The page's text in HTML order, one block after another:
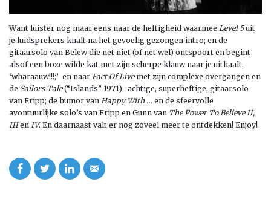
Want luister nog maar eens naar de heftigheid waarmee Level 5uit
je luidsprekers knalt na het gevoelig gezongen intro; en de
gitaarsolo van Belew die net niet (of net wel) ontspoort en begint
alsof een boze wilde kat met zijn scherpe klauw naar je uithaalt,
‘wharaauw!!!;’ en naar Fact Of Livemet zijn complexe overgangen en
de Sailors Tale(“Islands” 1971) -achtige, superheftige, gitaarsolo
van Fripp; de humor van Happy With … en de sfeervolle
avontuurlijke solo’s van Fripp en Gunn van The Power To Believe II,
IIIen IV. En daarnaast valt er nog zoveel meer te ontdekken! Enjoy!